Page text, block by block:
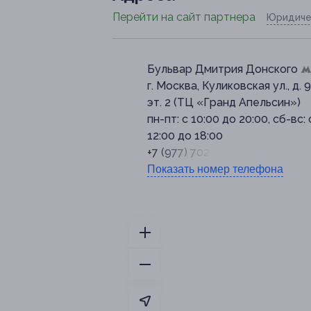
Перейти на сайт партнера
Бульвар Дмитрия Донского
г. Москва, Куликовская ул., д.
эт. 2 (ТЦ «Гранд Апельсин»)
пн-пт: с 10:00 до 20:00, сб-вс:
12:00 до 18:00
+7 (977) 702-50-44
Показать номер телефона